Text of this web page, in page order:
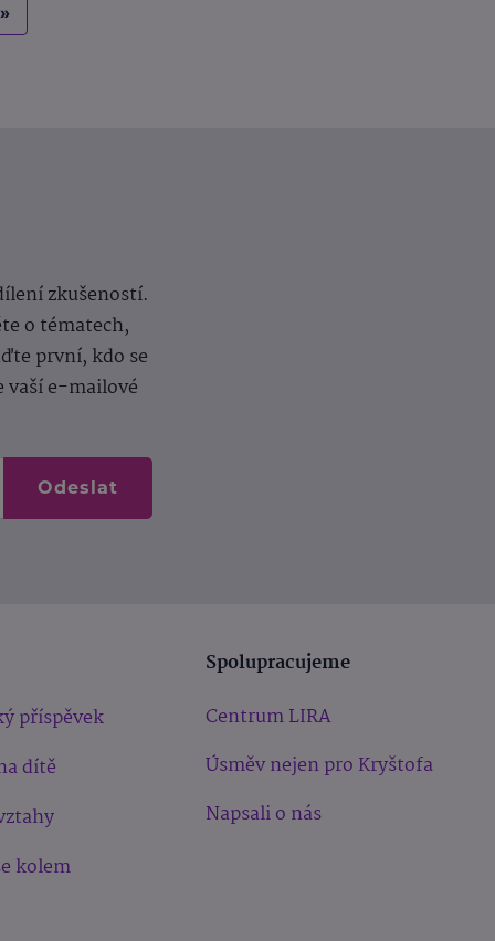
»
zkušeností.
o tématech,
první, kdo se
vaší e-mailové
Odeslat
příspěvek
dítě
kolem
Spolupracujeme
Centrum LIRA
Úsměv nejen pro Kryštofa
Napsali o nás